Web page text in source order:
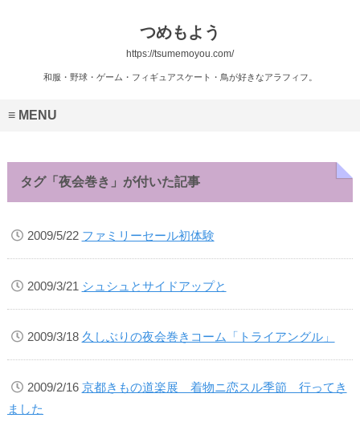
つめもよう
https://tsumemoyou.com/
和服・野球・ゲーム・フィギュアスケート・鳥が好きなアラフィフ。
MENU
タグ「夜会巻き」が付いた記事
2009/5/22 ファミリーセール初体験
2009/3/21 シュシュとサイドアップと
2009/3/18 久しぶりの夜会巻きコーム「トライアングル」
2009/2/16 京都きもの道楽展 着物ニ恋スル季節 行ってき
ました